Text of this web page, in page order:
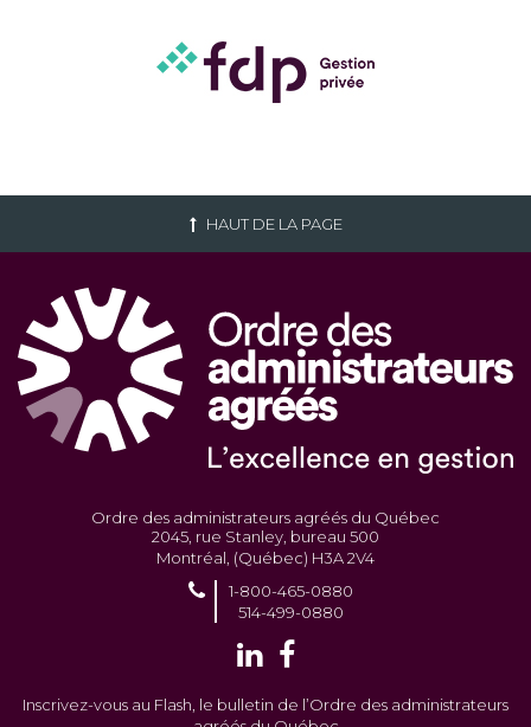
HAUT DE LA PAGE
Ordre des administrateurs agréés du Québec
2045, rue Stanley, bureau 500
Montréal, (Québec) H3A 2V4
1-800-465-0880
514-499-0880
Inscrivez-vous au Flash, le bulletin de l’Ordre des administrateurs